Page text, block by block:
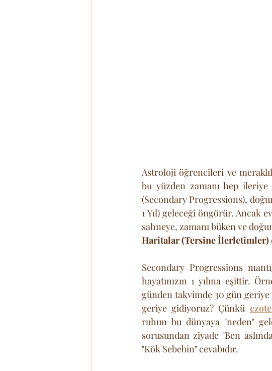
Astroloji öğrencileri ve
bu yüzden zamanı hep
(Secondary Progressions),
1 Yıl) geleceği öngörür. Ancak
sahneye, zamanı büken ve
Haritalar (Tersine İlerletimler)
Secondary Progressions
hayatınızın 1 yılına eşittir.
günden takvimde 30 gün
geriye gidiyoruz? Çünkü
ruhun bu dünyaya "neden"
sorusundan ziyade "Ben
"Kök Sebebin" cevabıdır.